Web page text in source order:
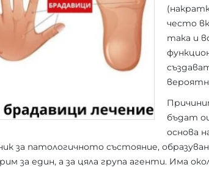
често
така и
бъдат
основа
за патологичното състояние,
за един, а за цяла група агенти. Има